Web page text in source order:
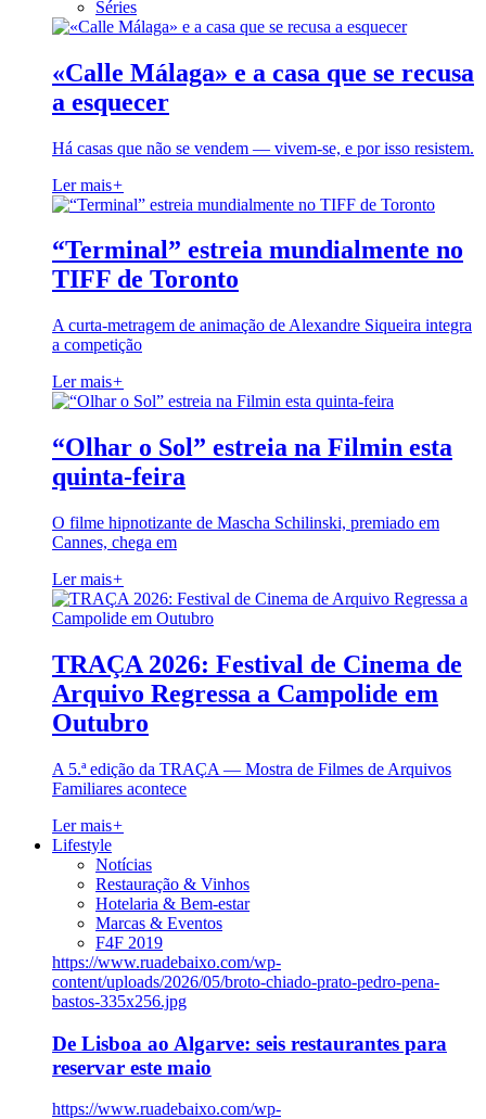
Séries
«Calle Málaga» e a casa que se recusa
a esquecer
Há casas que não se vendem — vivem-se, e por isso resistem.
Ler mais+
“Terminal” estreia mundialmente no
TIFF de Toronto
A curta-metragem de animação de Alexandre Siqueira integra
a competição
Ler mais+
“Olhar o Sol” estreia na Filmin esta
quinta-feira
O filme hipnotizante de Mascha Schilinski, premiado em
Cannes, chega em
Ler mais+
TRAÇA 2026: Festival de Cinema de
Arquivo Regressa a Campolide em
Outubro
A 5.ª edição da TRAÇA — Mostra de Filmes de Arquivos
Familiares acontece
Ler mais+
Lifestyle
Notícias
Restauração & Vinhos
Hotelaria & Bem-estar
Marcas & Eventos
F4F 2019
https://www.ruadebaixo.com/wp-
content/uploads/2026/05/broto-chiado-prato-pedro-pena-
bastos-335x256.jpg
De Lisboa ao Algarve: seis restaurantes para
reservar este maio
https://www.ruadebaixo.com/wp-